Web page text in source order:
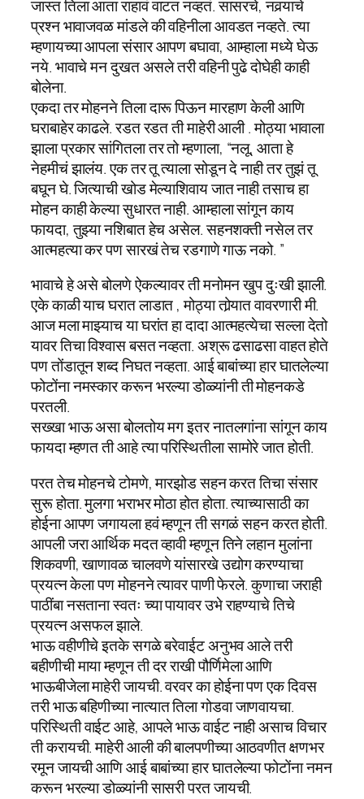
जास्त तिला आता राहावं वाटत नव्हतं. सासरचे, नवर्‍याचे
प्रश्न भावाजवळ मांडले की वहिनीला आवडत नव्हते. त्या
म्हणायच्या आपला संसार आपण बघावा, आम्हाला मध्ये घेऊ
नये. भावाचे मन दुखत असले तरी वहिनी पुढे दोघेही काही
बोलेना.
एकदा तर मोहनने तिला दारू पिऊन मारहाण केली आणि
घराबाहेर काढले. रडत रडत ती माहेरी आली . मोठ्या भावाला
झाला प्रकार सांगितला तर तो म्हणाला, “नलू, आता हे
नेहमीचं झालंय. एक तर तू त्याला सोडून दे नाही तर तुझं तू
बघून घे. जित्याची खोड मेल्याशिवाय जात नाही तसाच हा
मोहन काही केल्या सुधारत नाही. आम्हाला सांगून काय
फायदा, तुझ्या नशिबात हेच असेल. सहनशक्ती नसेल तर
आत्महत्या कर पण सारखं तेच रडगाणे गाऊ नको. ”
भावाचे हे असे बोलणे ऐकल्यावर ती मनोमन खुप दुःखी झाली.
एके काळी याच घरात लाडात , मोठ्या तोर्‍यात वावरणारी मी.
आज मला माझ्याच या घरांत हा दादा आत्महत्येचा सल्ला देतो
यावर तिचा विश्वास बसत नव्हता. अश्रू ढसाढसा वाहत होते
पण तोंडातून शब्द निघत नव्हता. आई बाबांच्या हार घातलेल्या
फोटोंना नमस्कार करून भरल्या डोळ्यांनी ती मोहन‌कडे
परतली.
सख्खा भाऊ असा बोलतोय मग इतर नातलगांना सांगून काय
फायदा म्हणत ती आहे त्या परिस्थितीला सामोरे जात होती.
परत तेच मोहनचे टोमणे, मारझोड सहन‌ करत तिचा संसार
सुरू होता. मुलगा भराभर मोठा होत होता. त्याच्यासाठी का
होईना आपण जगायला हवं म्हणून ती सगळं सहन करत होती.
आपली जरा आर्थिक मदत व्हावी म्हणून तिने लहान मुलांना
शिकवणी, खाणावळ चालवणे यांसारखे उद्योग करण्याचा
प्रयत्न केला पण मोहनने त्यावर पाणी फेरले. कुणाचा जराही
पाठींबा नसताना स्वतः च्या पायावर उभे राहण्याचे तिचे
प्रयत्न असफल झाले.
भाऊ वहीणीचे इतके सगळे बरेवाईट अनुभव आले तरी
बहीणीची माया म्हणून ती दर राखी पौर्णिमेला आणि
भाऊबीजेला माहेरी जायची. वरवर का होईना पण एक दिवस
तरी भाऊ बहिणीच्या नात्यात तिला गोडवा जाणवायचा.
परिस्थिती वाईट आहे, आपले भाऊ वाईट नाही असाच विचार
ती करायची. माहेरी आली की बालपणीच्या आठवणीत क्षणभर
रमून जायची आणि आई बाबांच्या हार घातलेल्या फोटोंना नमन
करून भरल्या डोळ्यांनी सासरी परत जायची.